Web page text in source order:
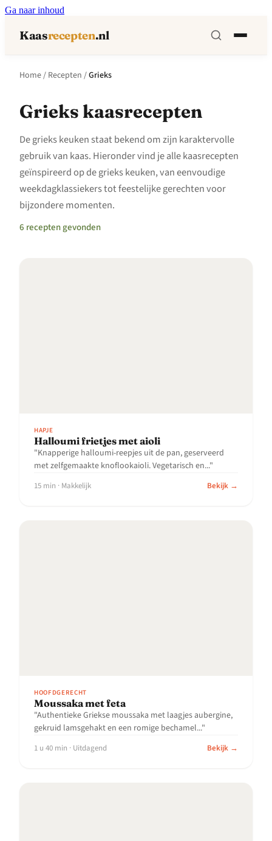
Ga naar inhoud
Kaasrecepten.nl
Home/ Recepten /Grieks
Grieks kaasrecepten
De grieks keuken staat bekend om zijn karaktervolle
gebruik van kaas. Hieronder vind je alle kaasrecepten
geïnspireerd op de grieks keuken, van eenvoudige
weekdagklassiekers tot feestelijke gerechten voor
bijzondere momenten.
6 recepten gevonden
HAPJE
Halloumi frietjes met aioli
"Knapperige halloumi-reepjes uit de pan, geserveerd
met zelfgemaakte knoflookaioli. Vegetarisch en..."
15 min · Makkelijk Bekijk →
HOOFDGERECHT
Moussaka met feta
"Authentieke Griekse moussaka met laagjes aubergine,
gekruid lamsgehakt en een romige bechamel..."
1 u 40 min · Uitdagend Bekijk →